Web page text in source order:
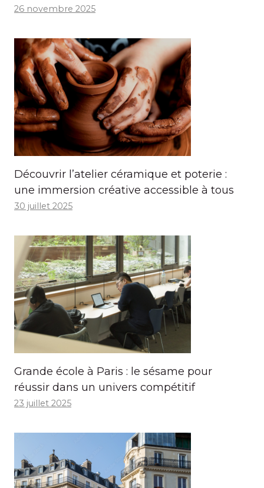
26 novembre 2025
Découvrir l’atelier céramique et poterie :
une immersion créative accessible à tous
30 juillet 2025
Grande école à Paris : le sésame pour
réussir dans un univers compétitif
23 juillet 2025